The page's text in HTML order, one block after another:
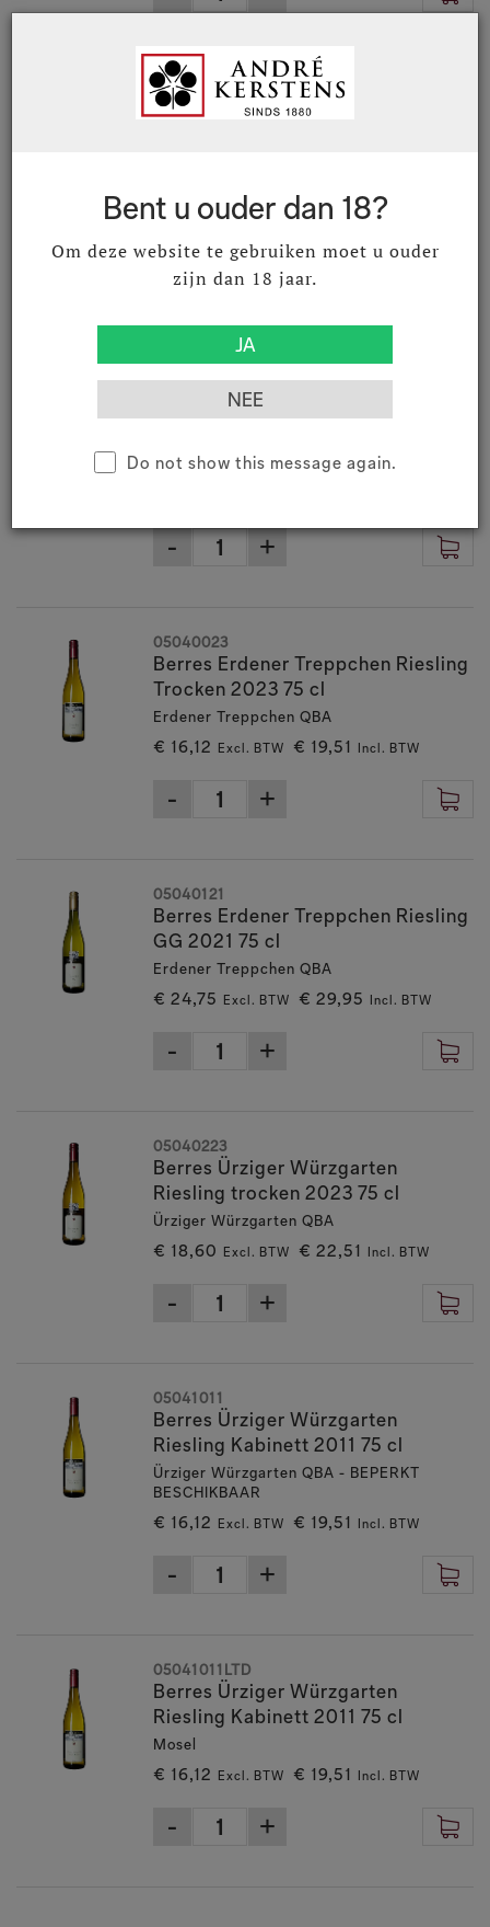
Bent u ouder dan 18?
Om deze website te gebruiken moet u ouder
zijn dan 18 jaar.
Do not show this message again.
Münzberg Chardonnay
€ 36,32 Excl. BTW € 43,95 Incl. BTW
05033222
Münzberg Godramstein
Spätburgunder Kalkgestein 2021
Landau Godramstein QBA
05034221
Berres Erdener Treppchen Riesling
Trocken 2023 75 cl
Erdener Treppchen QBA
€ 16,12 Excl. BTW € 19,51 Incl. BTW
05040023
Berres Erdener Treppchen Riesling
GG 2021 75 cl
Erdener Treppchen QBA
€ 24,75 Excl. BTW € 29,95 Incl. BTW
05040121
Berres Ürziger Würzgarten
Riesling trocken 2023 75 cl
Ürziger Würzgarten QBA
€ 18,60 Excl. BTW € 22,51 Incl. BTW
05040223
Berres Ürziger Würzgarten
Riesling Kabinett 2011 75 cl
Ürziger Würzgarten QBA - BEPERKT
BESCHIKBAAR
€ 16,12 Excl. BTW € 19,51 Incl. BTW
05041011
Berres Ürziger Würzgarten
Riesling Kabinett 2011 75 cl
Mosel
€ 16,12 Excl. BTW € 19,51 Incl. BTW
05041011LTD